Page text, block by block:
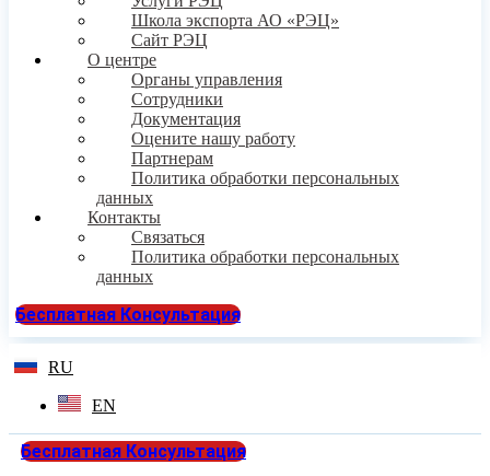
Школа экспорта АО «РЭЦ»
Сайт РЭЦ
О центре
Органы управления
Сотрудники
Документация
Оцените нашу работу
Партнерам
Политика обработки персональных
данных
Контакты
Связаться
Политика обработки персональных
данных
Бесплатная Консультация
RU
EN
Бесплатная Консультация